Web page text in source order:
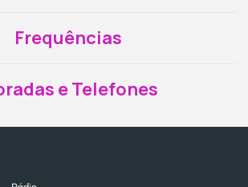
Frequências
e Telefones